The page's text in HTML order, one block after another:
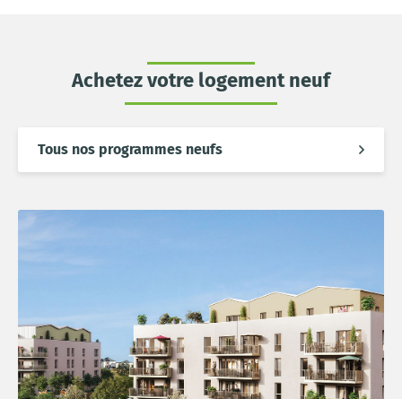
Achetez votre logement neuf
Tous nos programmes neufs